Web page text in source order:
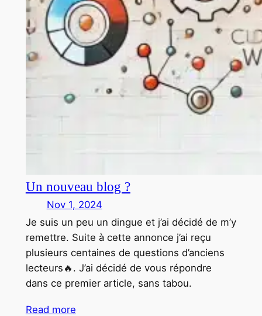
Un nouveau blog ?
Nov 1, 2024
Je suis un peu un dingue et j’ai décidé de m’y
remettre. Suite à cette annonce j’ai reçu
plusieurs centaines de questions d’anciens
lecteurs🔥. J’ai décidé de vous répondre
dans ce premier article, sans tabou.
Read more